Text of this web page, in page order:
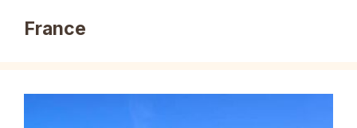
France